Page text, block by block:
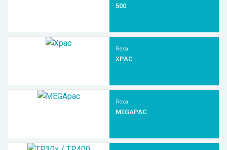
500
Rexa
XPAC
Rexa
MEGAPAC